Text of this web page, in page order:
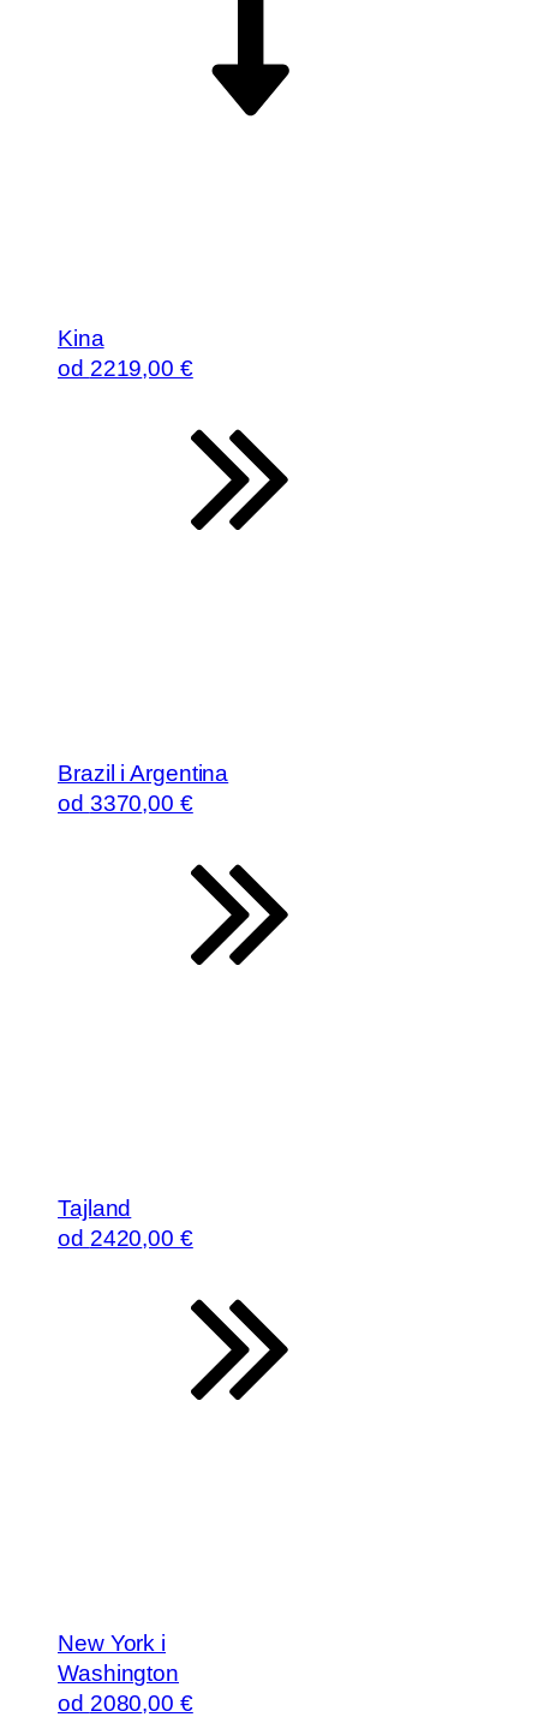
Kina
od 2219,00 €
Brazil i Argentina
od 3370,00 €
Tajland
od 2420,00 €
New York i
Washington
od 2080,00 €